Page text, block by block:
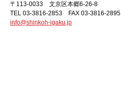
〒113-0033 文京区本郷6-26-8
TEL 03-3816-2853 FAX 03-3816-2895
info@shinkoh-igaku.jp